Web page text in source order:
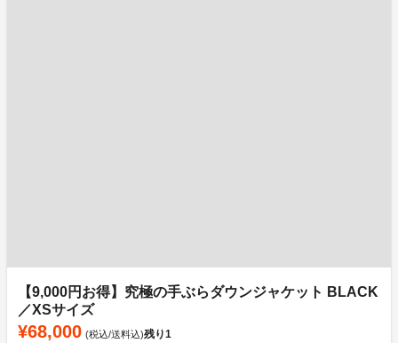
【9,000円お得】究極の手ぶらダウンジャケット BLACK
／XSサイズ
¥68,000 (税込/送料込)残り1